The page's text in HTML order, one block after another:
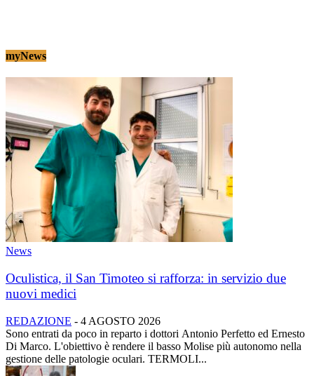
myNews
News
Oculistica, il San Timoteo si rafforza: in servizio due
nuovi medici
REDAZIONE - 4 AGOSTO 2026
Sono entrati da poco in reparto i dottori Antonio Perfetto ed Ernesto
Di Marco. L'obiettivo è rendere il basso Molise più autonomo nella
gestione delle patologie oculari. TERMOLI...